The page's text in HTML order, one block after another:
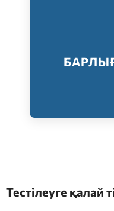
Тестілеуге қалай